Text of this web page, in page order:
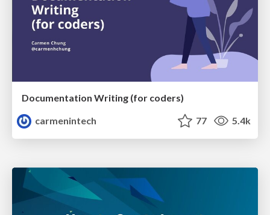
Documentation Writing (for coders)
carmenintech
77 5.4k